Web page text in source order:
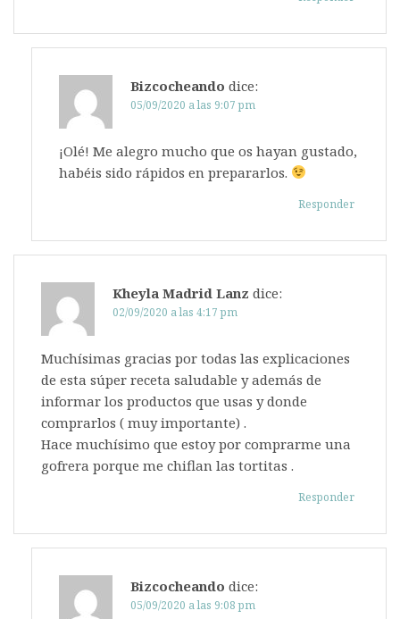
Bizcocheando dice:
05/09/2020 a las 9:07 pm
¡Olé! Me alegro mucho que os hayan gustado,
habéis sido rápidos en prepararlos.
Responder
Kheyla Madrid Lanz dice:
02/09/2020 a las 4:17 pm
Muchísimas gracias por todas las explicaciones
de esta súper receta saludable y además de
informar los productos que usas y donde
comprarlos ( muy importante) .
Hace muchísimo que estoy por comprarme una
gofrera porque me chiflan las tortitas .
Responder
Bizcocheando dice:
05/09/2020 a las 9:08 pm